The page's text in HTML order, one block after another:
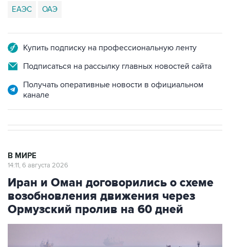
ЕАЭС ОАЭ
Купить подписку на профессиональную ленту
Подписаться на рассылку главных новостей сайта
Получать оперативные новости в официальном
канале
В МИРЕ
14:11, 6 августа 2026
Иран и Оман договорились о схеме
возобновления движения через
Ормузский пролив на 60 дней